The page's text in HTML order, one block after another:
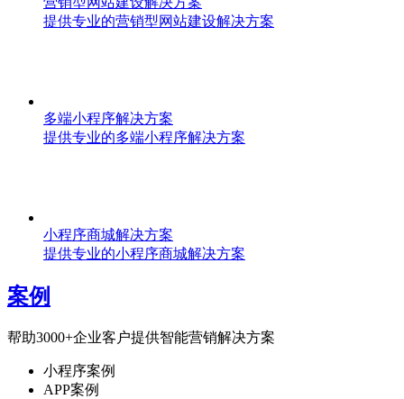
提供专业的营销型网站建设解决方案
多端小程序解决方案
提供专业的多端小程序解决方案
小程序商城解决方案
提供专业的小程序商城解决方案
案例
帮助3000+企业客户提供智能营销解决方案
小程序案例
APP案例